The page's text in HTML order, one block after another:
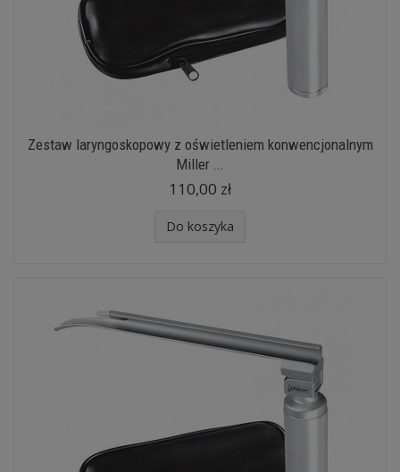
Zestaw laryngoskopowy z oświetleniem konwencjonalnym
Miller ...
110,00 zł
Do koszyka